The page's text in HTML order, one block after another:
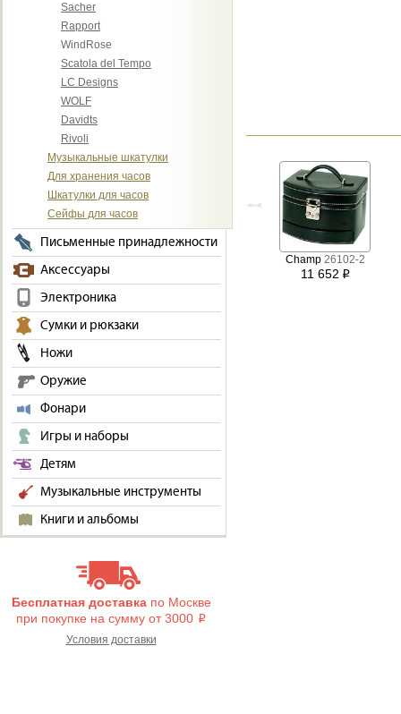
Sacher
Rapport
WindRose
Scatola del Tempo
LC Designs
WOLF
Davidts
Rivoli
Музыкальные шкатулки
Для хранения часов
Шкатулки для часов
Сейфы для часов
Письменные принадлежности
Аксессуары
Электроника
Сумки и рюкзаки
Ножи
Оружие
Фонари
Игры и наборы
Детям
Музыкальные инструменты
Книги и альбомы
Бесплатная доставкапо Москве
при покупке на сумму от 3000 i
Условия доставки
Champ 26102-2
11 652 i